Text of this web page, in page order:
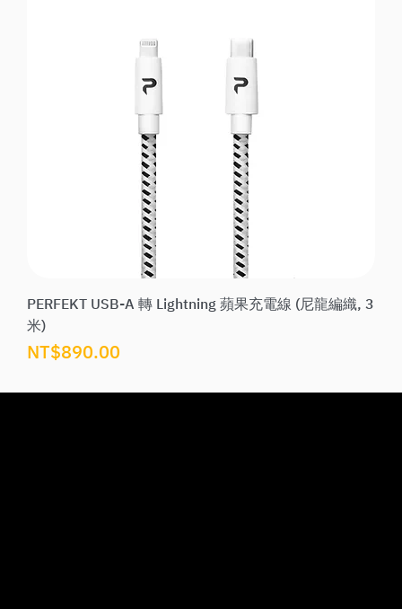
PERFEKT USB-A 轉 Lightning 蘋果充電線 (尼龍編織, 3
米)
價格
NT$890.00